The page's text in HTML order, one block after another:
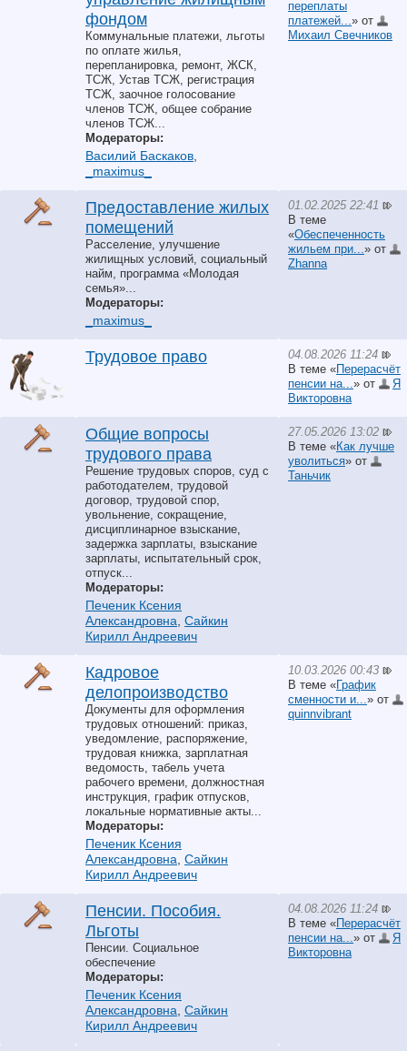
фондом
Коммунальные платежи, льготы
по оплате жилья,
перепланировка, ремонт, ЖСК,
ТСЖ, Устав ТСЖ, регистрация
ТСЖ, заочное голосование
членов ТСЖ, общее собрание
членов ТСЖ...
Модераторы:
Василий Баскаков
_maximus_
переплаты
платежей... » от
Михаил Свечников
Предоставление жилых
помещений
Расселение, улучшение
жилищных условий, социальный
найм, программа «Молодая
семья»...
Модераторы:
_maximus_
01.02.2025 22:41
В теме
«Обеспеченность
жильем при... » от
Zhanna
Трудовое право
04.08.2026 11:24
В теме «Перерасчёт
пенсии на... » от
Я
Викторовна
Общие вопросы
трудового права
Решение трудовых споров, суд с
работодателем, трудовой
договор, трудовой спор,
увольнение, сокращение,
дисциплинарное взыскание,
задержка зарплаты, взыскание
зарплаты, испытательный срок,
отпуск...
Модераторы:
Печеник Ксения
Александровна Сайкин
Кирилл Андреевич
27.05.2026 13:02
В теме «Как лучше
уволиться» от
Таньчик
Кадровое
делопроизводство
Документы для оформления
трудовых отношений: приказ,
уведомление, распоряжение,
трудовая книжка, зарплатная
ведомость, табель учета
рабочего времени, должностная
инструкция, график отпусков,
локальные нормативные акты...
Модераторы:
Печеник Ксения
Александровна Сайкин
Кирилл Андреевич
10.03.2026 00:43
В теме «График
сменности и... » от
quinnvibrant
Пенсии. Пособия.
Льготы
Пенсии. Социальное
обеспечение
Модераторы:
Печеник Ксения
Александровна Сайкин
Кирилл Андреевич
04.08.2026 11:24
В теме «Перерасчёт
пенсии на... » от
Я
Викторовна